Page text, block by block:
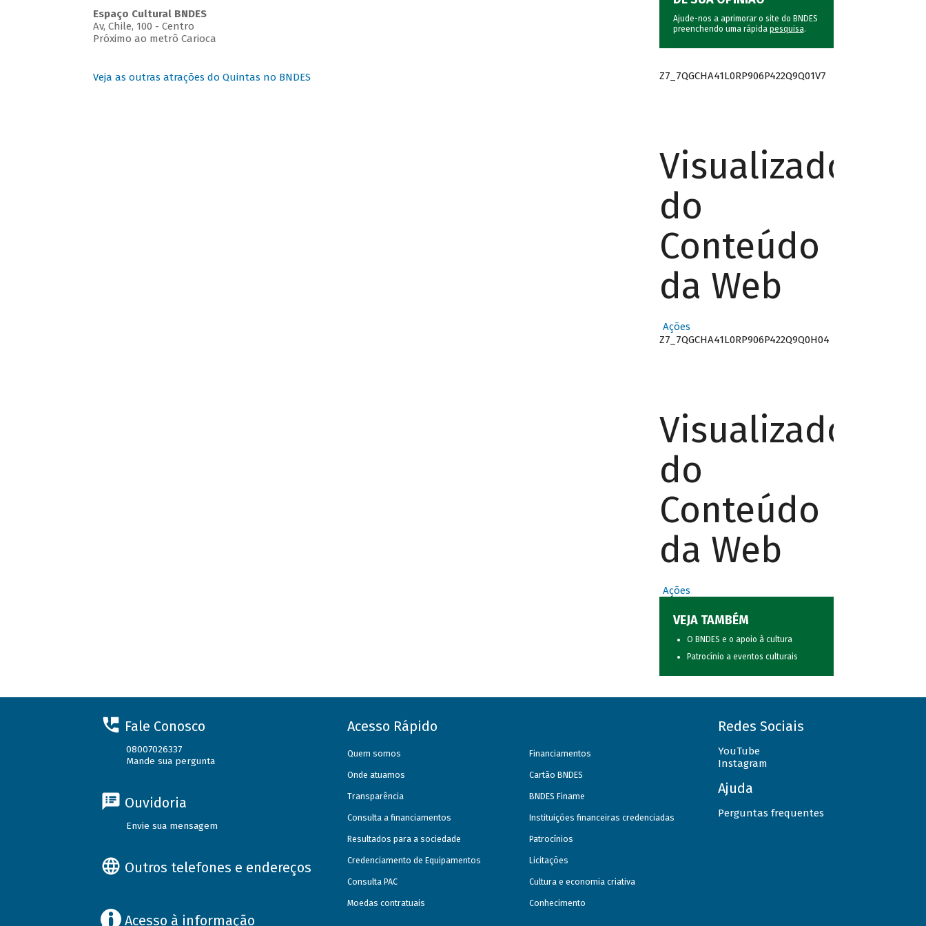
Espaço Cultural BNDES
Av, Chile, 100 - Centro
Próximo ao metrô Carioca
Veja as outras atrações do Quintas no BNDES
Ajude-nos a aprimorar o site do BNDES
preenchendo uma rápida pesquisa.
Z7_7QGCHA41L0RP906P422Q9Q01V7
Visualizador
do
Conteúdo
da Web
Ações
Z7_7QGCHA41L0RP906P422Q9Q0H04
Visualizador
do
Conteúdo
da Web
Ações
VEJA TAMBÉM
O BNDES e o apoio à cultura
Patrocínio a eventos culturais
Fale Conosco
08007026337
Mande sua pergunta
Ouvidoria
Envie sua mensagem
Outros telefones e endereços
Acesso à informação
Acesso Rápido
Quem somos
Onde atuamos
Transparência
Consulta a financiamentos
Resultados para a sociedade
Credenciamento de Equipamentos
Consulta PAC
Moedas contratuais
Financiamentos
Cartão BNDES
BNDES Finame
Instituições financeiras credenciadas
Patrocínios
Licitações
Cultura e economia criativa
Conhecimento
Redes Sociais
YouTube
Instagram
Ajuda
Perguntas frequentes